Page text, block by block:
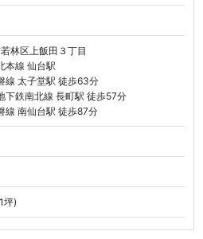
林区上飯田３丁目
本線 仙台駅
線 太子堂駅 徒歩63分
下鉄南北線 長町駅 徒歩57分
線 南仙台駅 徒歩87分
坪)